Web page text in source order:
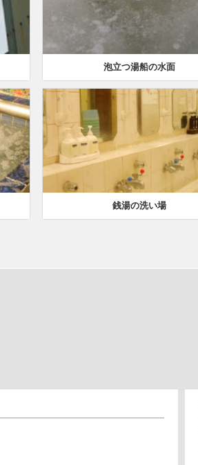
泡立つ湯船の水面
銭湯の洗い場